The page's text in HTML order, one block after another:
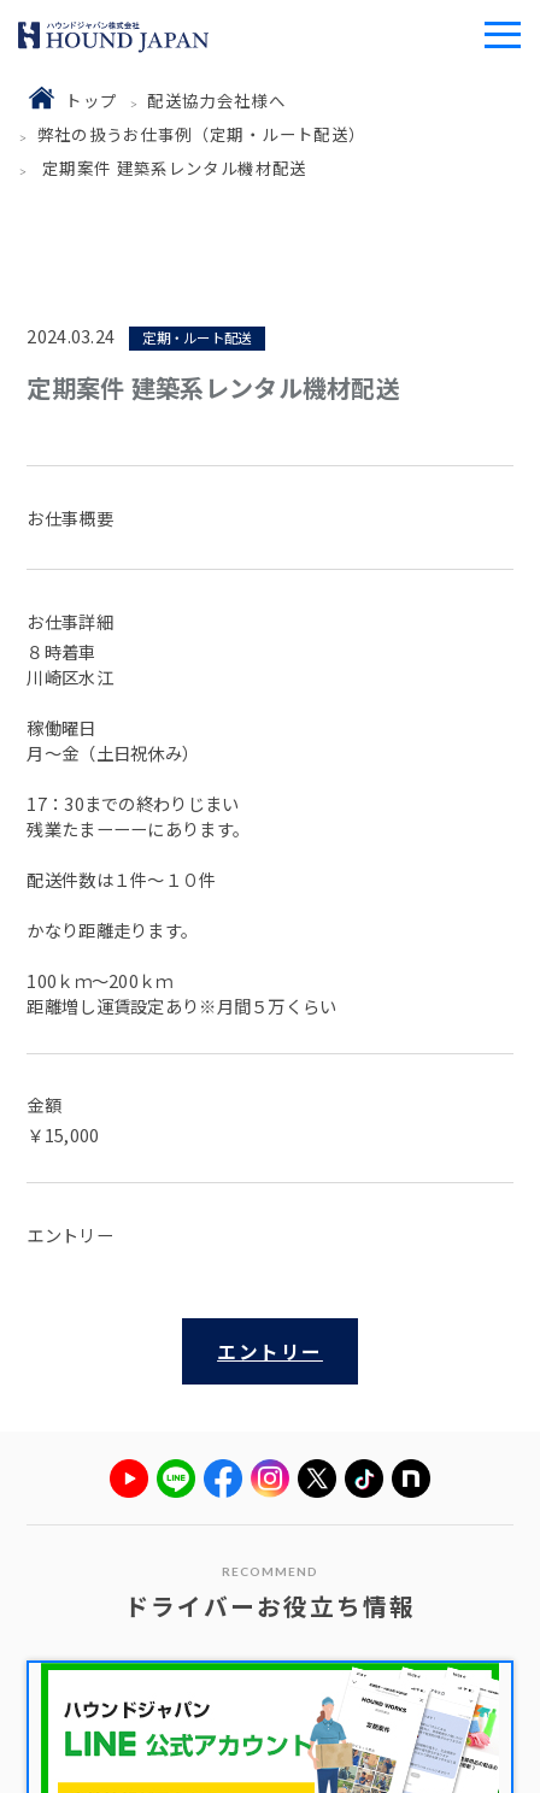
トップ
配送協力会社様へ
弊社の扱うお仕事例（定期・ルート配送）
定期案件 建築系レンタル機材配送
2024.03.24 定期・ルート配送
定期案件 建築系レンタル機材配送
お仕事概要
お仕事詳細
８時着車
川崎区水江
稼働曜日
月～金（土日祝休み）
17：30までの終わりじまい
残業たまーーーにあります。
配送件数は１件～１０件
かなり距離走ります。
100ｋｍ～200ｋｍ
距離増し運賃設定あり※月間５万くらい
金額
￥15,000
エントリー
エントリー
RECOMMEND
ドライバーお役立ち情報